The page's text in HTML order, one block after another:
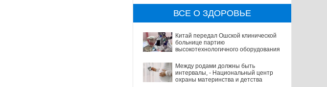
ВСЕ О ЗДОРОВЬЕ
Китай передал Ошской клинической
больнице партию
высокотехнологичного оборудования
Между родами должны быть
интервалы, - Национальный центр
охраны материнства и детства